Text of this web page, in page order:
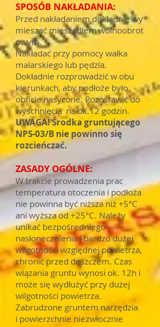
SPOSÓB NAKŁADANIA:
Przed nakładaniem dokładnie wy
mieszać mieszadłem wolnoobrot
owym.
Nakładać przy pomocy wałka
malarskiego lub pędzla.
Dokładnie rozprowadzić w obu
kierunkach, aby podłoże było
obficie nasycone. Pozostawić do
wyschnięcia na ok.12 godzin.
UWAGA! Środka gruntującego
NPS-03/B nie powinno się
rozcieńczać.
ZASADY OGÓLNE:
W trakcie prowadzenia prac
temperatura otoczenia i podłoża
nie powinna być niższa niż +5°C
ani wyższa od +25°C. Należy
unikać bezpośredniego
nasłonecznienia i bardzo dużej
wilgotności względnej powietrza,
chronić przed deszczem. Czas
wiązania gruntu wynosi ok. 12h i
może się wydłużyć przy dużej
wilgotności powietrza.
Zabrudzone gruntem narzędzia
i powierzchnie niezwłocznie